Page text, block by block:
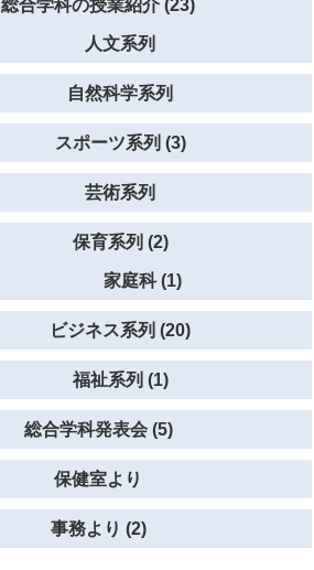
総合学科の授業紹介 (23)
人文系列
自然科学系列
スポーツ系列 (3)
芸術系列
保育系列 (2)
家庭科 (1)
ビジネス系列 (20)
福祉系列 (1)
総合学科発表会 (5)
保健室より
事務より (2)